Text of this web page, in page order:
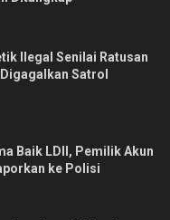
Ilegal Senilai Ratusan
Satrol
Baik LDII, Pemilik Akun
ke Polisi